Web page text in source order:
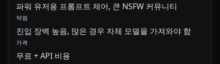
파워 유저용 프롬프트 제어, 큰 NSFW 커뮤니티
진입 장벽 높음, 많은 경우 자체 모델을 가져와야 함
무료 + API 비용